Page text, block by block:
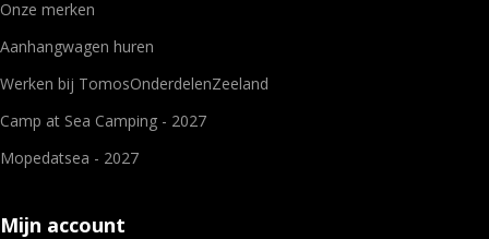
Onze merken
Aanhangwagen huren
Werken bij TomosOnderdelenZeeland
Camp at Sea Camping - 2027
Mopedatsea - 2027
Mijn account